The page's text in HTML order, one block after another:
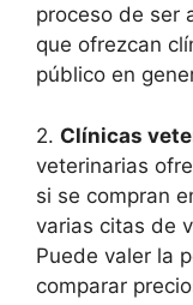
proceso de ser
que ofrezcan
público en
2. Clínicas
veterinarias
si se compran
varias citas de
Puede valer la
comparar